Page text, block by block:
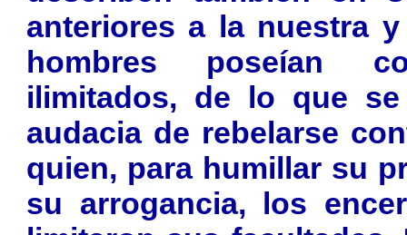
anteriores a la nuestra
hombres poseían
ilimitados, de lo que
audacia de rebelarse
quien, para humillar su
su arrogancia, los